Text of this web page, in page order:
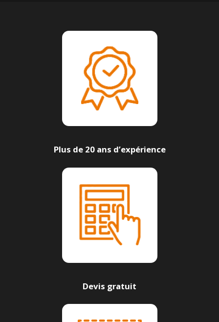
Plus de 20 ans d’expérience
Devis gratuit